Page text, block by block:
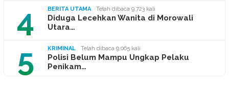
4 BERITA UTAMA Telah dibaca 9,723 kali
Diduga Lecehkan Wanita di Morowali
Utara…
5 KRIMINAL Telah dibaca 9,065 kali
Polisi Belum Mampu Ungkap Pelaku
Penikam…